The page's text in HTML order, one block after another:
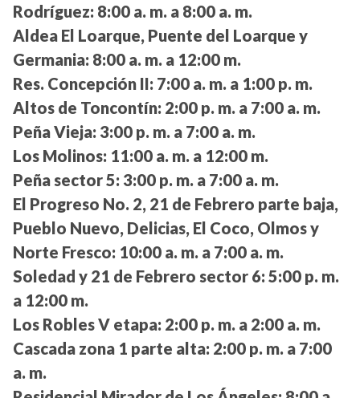
Rodríguez: 8:00 a. m. a 8:00 a. m.
Aldea El Loarque, Puente del Loarque y
Germania: 8:00 a. m. a 12:00 m.
Res. Concepción II: 7:00 a. m. a 1:00 p. m.
Altos de Toncontín: 2:00 p. m. a 7:00 a. m.
Peña Vieja: 3:00 p. m. a 7:00 a. m.
Los Molinos: 11:00 a. m. a 12:00 m.
Peña sector 5: 3:00 p. m. a 7:00 a. m.
El Progreso No. 2, 21 de Febrero parte baja,
Pueblo Nuevo, Delicias, El Coco, Olmos y
Norte Fresco: 10:00 a. m. a 7:00 a. m.
Soledad y 21 de Febrero sector 6: 5:00 p. m.
a 12:00 m.
Los Robles V etapa: 2:00 p. m. a 2:00 a. m.
Cascada zona 1 parte alta: 2:00 p. m. a 7:00
a. m.